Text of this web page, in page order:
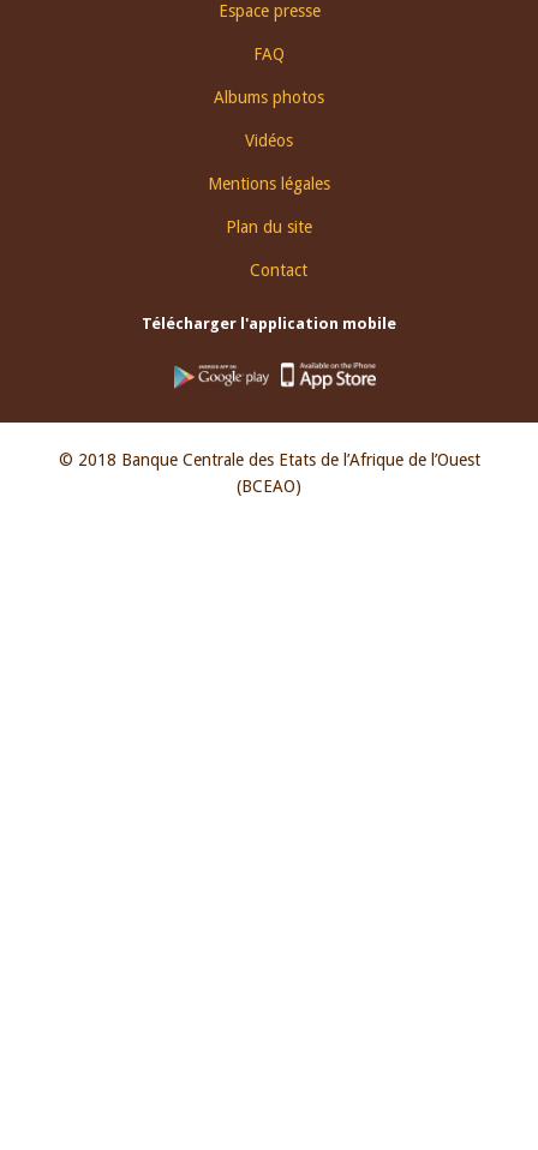
Espace presse
FAQ
Albums photos
Vidéos
Mentions légales
Plan du site
Contact
Télécharger l'application mobile
© 2018 Banque Centrale des Etats de l’Afrique de l’Ouest
(BCEAO)